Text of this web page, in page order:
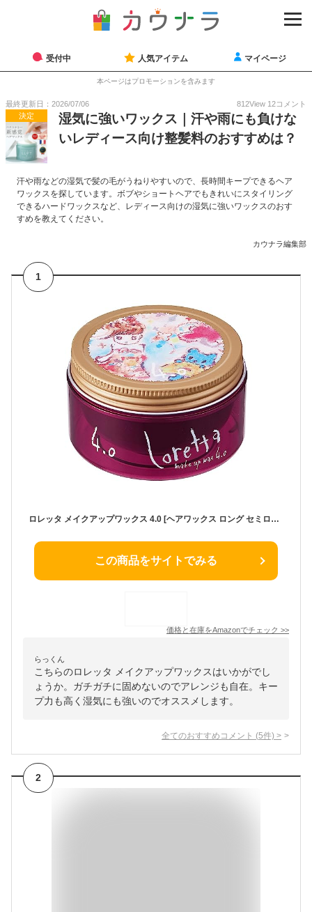
受付中 人気アイテム マイページ
本ページはプロモーションを含みます
最終更新日：2026/07/06 812View 12コメント
決定
湿気に強いワックス｜汗や雨にも負けな
いレディース向け整髪料のおすすめは？
汗や雨などの湿気で髪の毛がうねりやすいので、長時間キープできるヘア
ワックスを探しています。ボブやショートヘアでもきれいにスタイリング
できるハードワックスなど、レディース向けの湿気に強いワックスのおす
すめを教えてください。
カウナラ編集部
1
ロレッタ メイクアップワックス 4.0 [ヘアワックス ロング セミロング ミディアム パーマ ウェーブ 巻き髪 カールキープ 前髪キープ まとめ髪 アレンジ スタイリング やわらかめ 固まらない]
この商品をサイトでみる
価格と在庫をAmazonでチェック >>
らっくん
こちらのロレッタ メイクアップワックスはいかがでし
ょうか。ガチガチに固めないのでアレンジも自在。キー
プ力も高く湿気にも強いのでオススメします。
全てのおすすめコメント (5件) >
2